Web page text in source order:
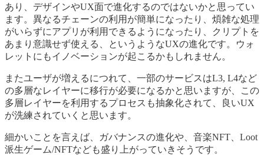
あり、デザインやUX面で進化するのではないかと思ってい
ます。異なるチェーンの利用が簡単になったり、煩雑な処理
がいらずにアプリが利用できるようになったり、クリプトを
あまり意識せず使える、というようなUXの進化です。ウォ
レットにもイノベーションが起こるかもしれません。
またユーザが増えるにつれて、一部のサービスはL3, L4など
の多層なレイヤーに移行が必要になるかと思いますが、この
多層レイヤーを利用するプロセスも抽象化されて、良いUX
が洗練されていくと思います。
細かいことを言えば、ガバナンスの進化や、音楽NFT、Loot
派生ゲーム/NFTなども盛り上がっていきそうです。